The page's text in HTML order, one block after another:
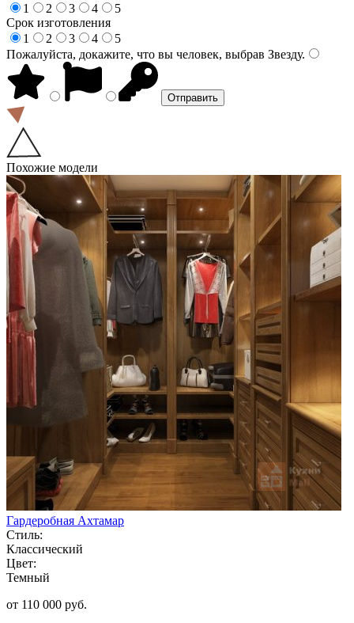
1
2 3 4
5
Срок изготовления
1
2 3 4
5
Пожалуйста, докажите, что вы человек, выбрав Звезду.
Похожие модели
Гардеробная Ахтамар
Стиль:
Классический
Цвет:
Темный
от 110 000 руб.